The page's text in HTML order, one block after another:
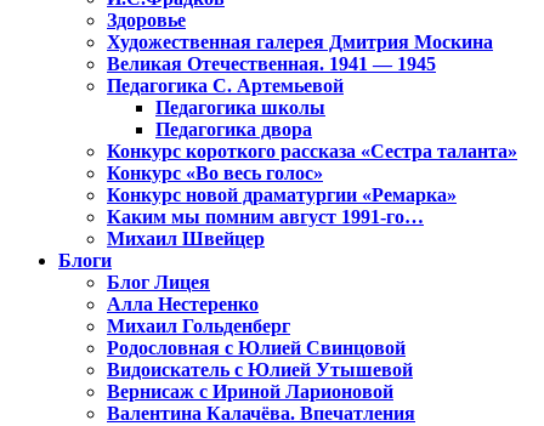
Здоровье
Художественная галерея Дмитрия Москина
Великая Отечественная. 1941 — 1945
Педагогика С. Артемьевой
Педагогика школы
Педагогика двора
Конкурс короткого рассказа «Сестра таланта»
Конкурс «Во весь голос»
Конкурс новой драматургии «Ремарка»
Каким мы помним август 1991-го…
Михаил Швейцер
Блоги
Блог Лицея
Алла Нестеренко
Михаил Гольденберг
Родословная с Юлией Свинцовой
Видоискатель с Юлией Утышевой
Вернисаж с Ириной Ларионовой
Валентина Калачёва. Впечатления